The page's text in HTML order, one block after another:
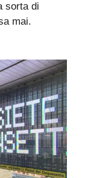
sorta di
mai.